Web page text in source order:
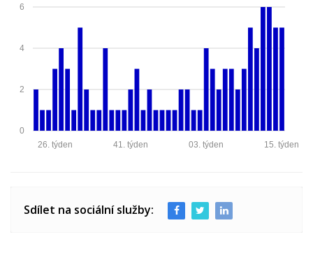
0
2
4
6
15. týden
03. týden
41. týden
26. týden
Sdílet na sociální služby: